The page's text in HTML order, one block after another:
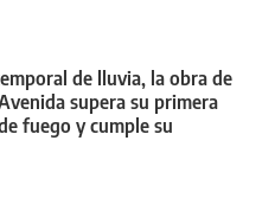
de lluvia, la obra de
supera su primera
fuego y cumple su